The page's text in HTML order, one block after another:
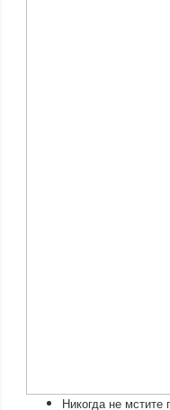
Никогда не